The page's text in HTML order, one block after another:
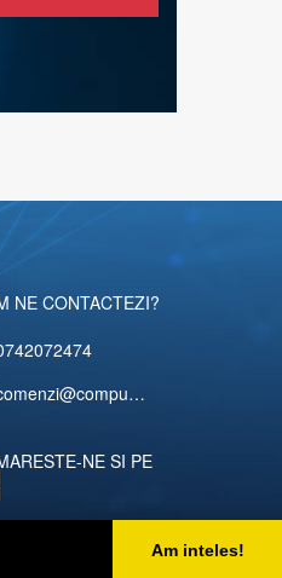
Am inteles!
NE CONTACTEZI?
comenzi@computerescu.ro
NE SI PE